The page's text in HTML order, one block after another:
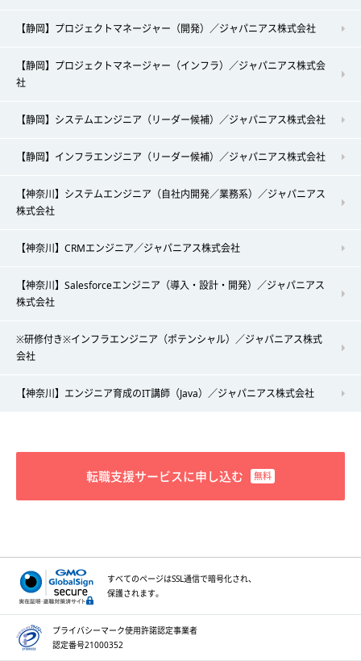
【静岡】プロジェクトマネージャー（開発）／ジャパニアス株式会社
【静岡】プロジェクトマネージャー（インフラ）／ジャパニアス株式会
社
【静岡】システムエンジニア（リーダー候補）／ジャパニアス株式会社
【静岡】インフラエンジニア（リーダー候補）／ジャパニアス株式会社
【神奈川】システムエンジニア（自社内開発／業務系）／ジャパニアス
株式会社
【神奈川】CRMエンジニア／ジャパニアス株式会社
【神奈川】Salesforceエンジニア（導入・設計・開発）／ジャパニアス
株式会社
※研修付き※インフラエンジニア（ポテンシャル）／ジャパニアス株式
会社
【神奈川】エンジニア育成のIT講師（Java）／ジャパニアス株式会社
転職支援サービスに申し込む
すべてのページはSSL通信で暗号化され、
保護されます。
プライバシーマーク使用許諾認定事業者
認定番号21000352